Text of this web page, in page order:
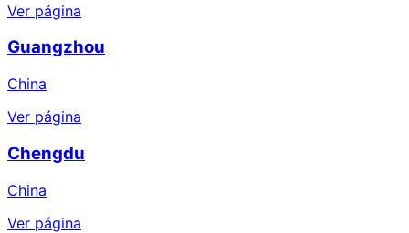
Ver página
Guangzhou
China
Ver página
Chengdu
China
Ver página